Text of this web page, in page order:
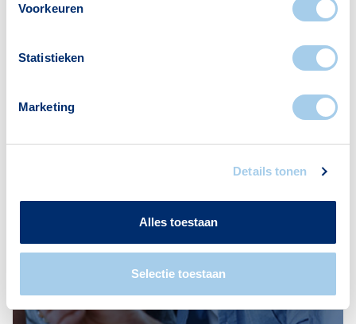
Voorkeuren
Statistieken
Marketing
Details tonen
Alles toestaan
Selectie toestaan